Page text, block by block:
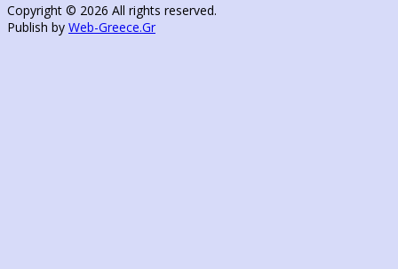
Copyright © 2026 All rights reserved.
Publish by Web-Greece.Gr